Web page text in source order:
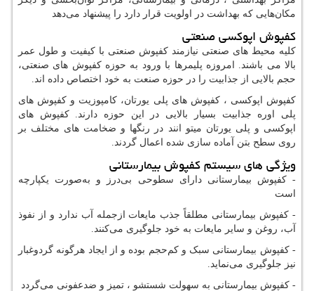
مکان‌هایی که بهداشت در اولویت قرار دارد را پیشنهاد می‌دهد
کفپوش اپوکسی صنعتی
کلیه محیط های صنعتی نیازمند کفپوش صنعتی با کیفیت و طول عمر
بالا می باشند. امروزه پلیمرها با ورود به حوزه کفپوش های صنعتی،
حجم بالایی از جذابیت را در حوزه صنعت به خود اختصاص داده اند.
کفپوش اپوکسی ، کفپوش های پلی یورتان، کامپوزیت و کفپوش های
پلی اوره جذابیت بسیار بالایی در این حوزه دارند. کفپوش های
اپوکسی و پلی یورتان میتو انند در رنگها و ضخامت های مختلف بر
روی سطح بتن آماده سازی شده اعمال گردند.
ویژگی های سیستم کفپوش بیمارستانی
- کفپوش بیمارستانی دارای سطوحی بی‌درز و به‌صورت یکپارچه
است
- کفپوش بیمارستانی مطلقاً جذب مایعات ازجمله آب ندارد و از نفوذ
آب، روغن و سایر مایعات به خود جلوگیری می‌کنند.
- کفپوش بیمارستانی سبک و کم‌حجم بوده و از ایجاد هرگونه گردوغبار
نیز جلوگیری می‌نماید.
- کفپوش بیمارستانی به سهولت شستشو ، تمیز و ضدعفونی می‌گردد